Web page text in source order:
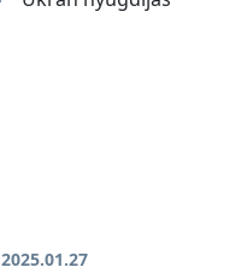
2025.01.27